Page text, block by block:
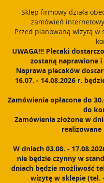
{dataLayer.push(arguments);}
'UA-11892555-1');
PROUDLY MADE IN POLAND SINCE
Zarejestruj się
Sklep firmowy działa
zamówień
Przed planowaną wizytą w
UWAGA!!! Plecaki
zostaną naprawione i
Naprawa plecaków
16.07. - 14.08.2026 r.
Zamówienia opłacone do
do
Zamówienia złożone w
realizowane
W dniach 03.08. -
nie będzie czynny w
dniach będzie możliwość
wizytę w sklepie (tel.